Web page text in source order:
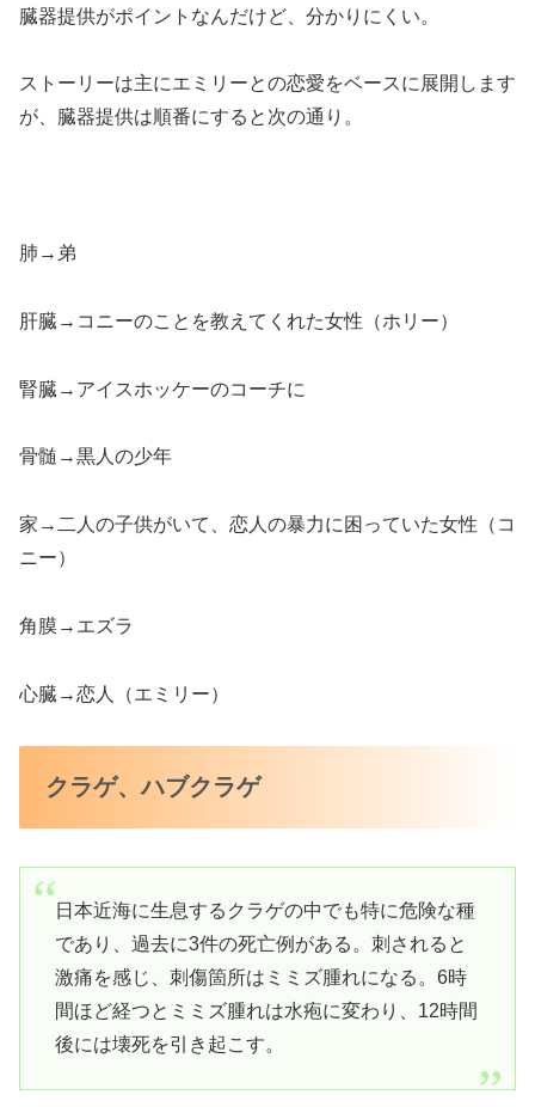
臓器提供がポイントなんだけど、分かりにくい。
ストーリーは主にエミリーとの恋愛をベースに展開します
が、臓器提供は順番にすると次の通り。
肺→弟
肝臓→コニーのことを教えてくれた女性（ホリー）
腎臓→アイスホッケーのコーチに
骨髄→黒人の少年
家→二人の子供がいて、恋人の暴力に困っていた女性（コ
ニー）
角膜→エズラ
心臓→恋人（エミリー）
クラゲ、ハブクラゲ
日本近海に生息するクラゲの中でも特に危険な種
であり、過去に3件の死亡例がある。刺されると
激痛を感じ、刺傷箇所はミミズ腫れになる。6時
間ほど経つとミミズ腫れは水疱に変わり、12時間
後には壊死を引き起こす。